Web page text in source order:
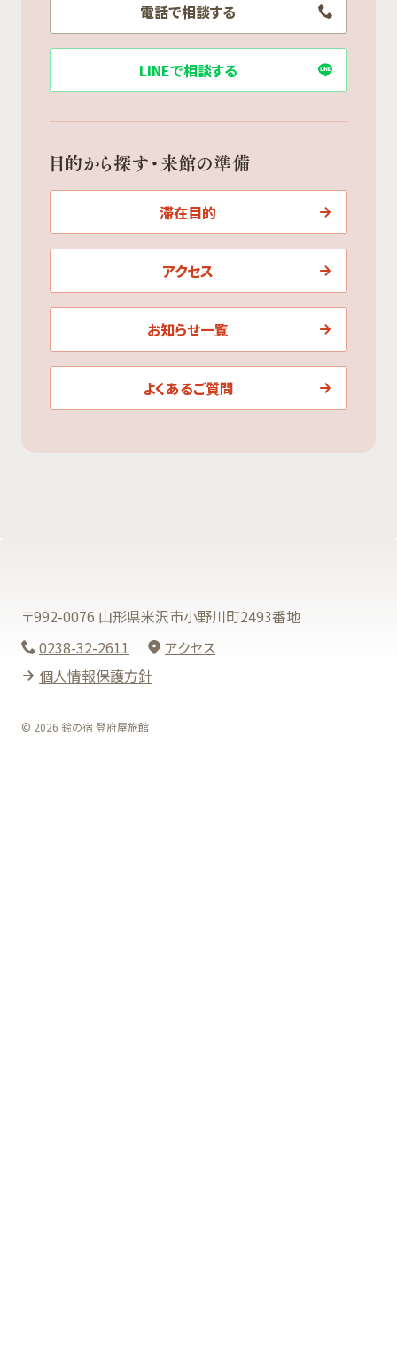
電話で相談する
LINEで相談する
目的から探す・来館の準備
滞在目的
アクセス
お知らせ一覧
よくあるご質問
〒992-0076 山形県米沢市小野川町2493番地
0238-32-2611
アクセス
個人情報保護方針
© 2026 鈴の宿 登府屋旅館